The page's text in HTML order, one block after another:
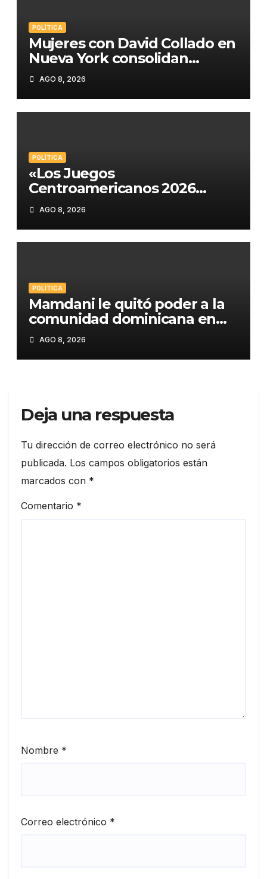
POLÍTICA
Mujeres con David Collado en
Nueva York consolidan
respaldo político en
encuentro en El Bronx
AGO 8, 2026
POLÍTICA
«Los Juegos
Centroamericanos 2026
marcan un antes y después:
Asfura pide asesoría a
Abinader para Honduras
2029»
AGO 8, 2026
POLÍTICA
Mamdani le quitó poder a la
comunidad dominicana en
Washington
AGO 8, 2026
Deja una respuesta
Tu dirección de correo electrónico no será
publicada. Los campos obligatorios están
marcados con *
Comentario *
Nombre *
Correo electrónico *